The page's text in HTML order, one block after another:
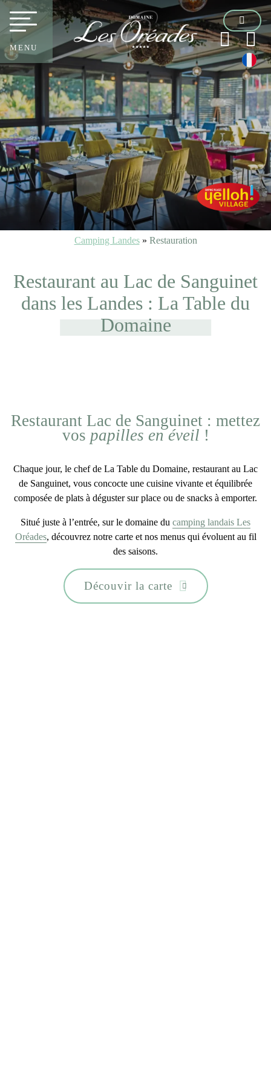
MENU
Camping Landes» Restauration
Restaurant au Lac de Sanguinet
dans les Landes : La Table du
Domaine
Restaurant Lac de Sanguinet : mettez
vos papilles en éveil !
Chaque jour, le chef de La Table du Domaine, restaurant au Lac
de Sanguinet, vous concocte une cuisine vivante et équilibrée
composée de plats à déguster sur place ou de snacks à emporter.
Situé juste à l’entrée, sur le domaine du camping landais Les
Oréades, découvrez notre carte et nos menus qui évoluent au fil
des saisons.
Découvir la carte